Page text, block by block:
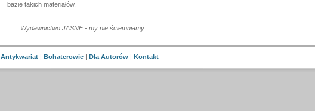
bazie takich materiałów.
Wydawnictwo JASNE - my nie ściemniamy...
Antykwariat| Bohaterowie| Dla Autorów| Kontakt